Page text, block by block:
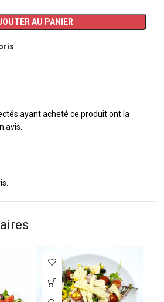
AU PANIER
ayant acheté ce produit ont la
avis.